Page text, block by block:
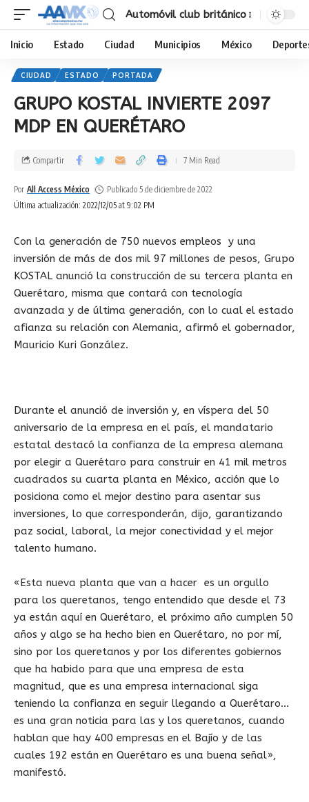
Automóvil club británico
Inicio Estado Ciudad Municipios México
CIUDAD ESTADO PORTADA
GRUPO KOSTAL INVIERTE 2097
MDP EN QUERÉTARO
Última actualización: 2022/12/05 at 9:02 PM
Por All Access México Publicado 5 de diciembre de 2022
Compartir 7 Min Read
Con la generación de 750 nuevos empleos y una
inversión de más de dos mil 97 millones de pesos, Grupo
KOSTAL anunció la construcción de su tercera planta en
Querétaro, misma que contará con tecnología
avanzada y de última generación, con lo cual el estado
afianza su relación con Alemania, afirmó el gobernador,
Mauricio Kuri González.
Durante el anunció de inversión y, en víspera del 50
aniversario de la empresa en el país, el mandatario
estatal destacó la confianza de la empresa alemana
por elegir a Querétaro para construir en 41 mil metros
cuadrados su cuarta planta en México, acción que lo
posiciona como el mejor destino para asentar sus
inversiones, lo que corresponderán, dijo, garantizando
paz social, laboral, la mejor conectividad y el mejor
talento humano.
«Esta nueva planta que van a hacer es un orgullo
para los queretanos, tengo entendido que desde el 73
ya están aquí en Querétaro, el próximo año cumplen 50
años y algo se ha hecho bien en Querétaro, no por mí,
sino por los queretanos y por los diferentes gobiernos
que ha habido para que una empresa de esta
magnitud, que es una empresa internacional siga
teniendo la confianza en seguir llegando a Querétaro…
es una gran noticia para las y los queretanos, cuando
hablan que hay 400 empresas en el Bajío y de las
cuales 192 están en Querétaro es una buena señal»,
manifestó.